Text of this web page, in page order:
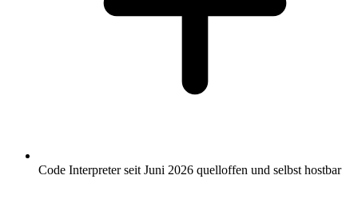
Code Interpreter seit Juni 2026 quelloffen und selbst hostbar